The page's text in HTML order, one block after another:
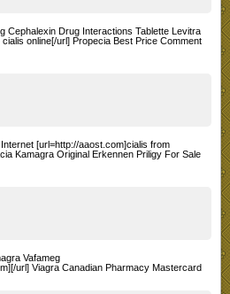
Cephalexin Drug Interactions Tablette Levitra
online[/url] Propecia Best Price Comment
[url=http://aaost.com]cialis from
Kamagra Original Erkennen Priligy For Sale
Vafameg
url] Viagra Canadian Pharmacy Mastercard